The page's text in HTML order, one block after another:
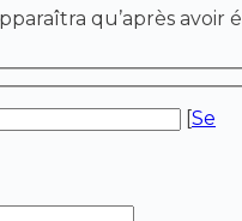
qu’après avoir
[Se